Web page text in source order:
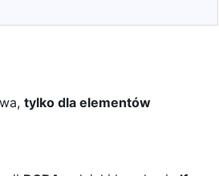
tylko dla elementów